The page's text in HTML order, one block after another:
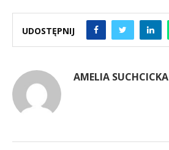
UDOSTĘPNIJ
AMELIA SUCHCICKA